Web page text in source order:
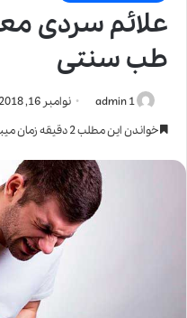
علائم سردی
طب سنتی
admin 1 نوامبر 16, 2018
خواندن این مطلب 2 دقیقه زمان میبرد